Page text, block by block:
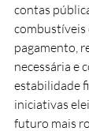
contas
combustíveis
pagamento,
necessária e
estabilidade
iniciativas
futuro mais